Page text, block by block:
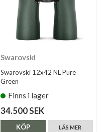
Swarovski
Swarovski 12x42 NL Pure
Green
Finns i lager
34.500 SEK
LÄS MER
KÖP